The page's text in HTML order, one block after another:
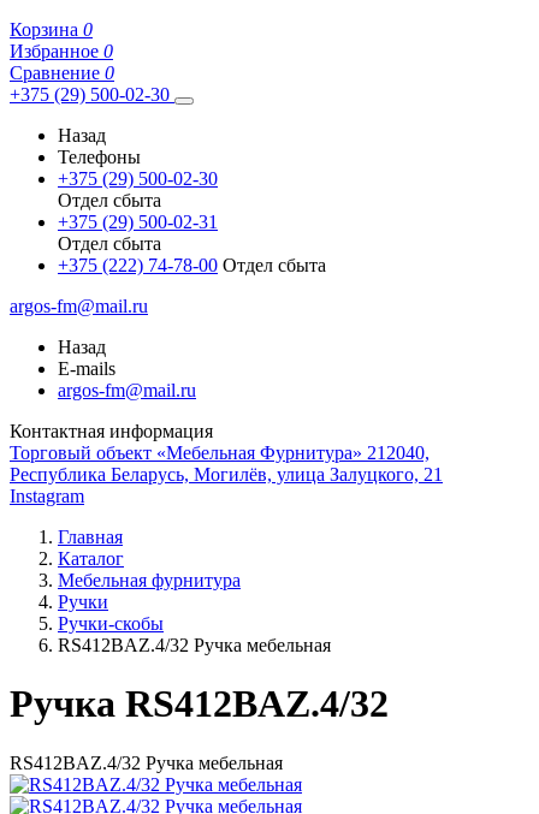
Корзина 0
Избранное 0
Сравнение 0
+375 (29) 500-02-30
Назад
Телефоны
+375 (29) 500-02-30
Отдел сбыта
+375 (29) 500-02-31
Отдел сбыта
+375 (222) 74-78-00 Отдел сбыта
argos-fm@mail.ru
Назад
E-mails
argos-fm@mail.ru
Контактная информация
Торговый объект «Мебельная Фурнитура» 212040,
Республика Беларусь, Могилёв, улица Залуцкого, 21
Instagram
Главная
Каталог
Мебельная фурнитура
Ручки
Ручки-скобы
RS412BAZ.4/32 Ручка мебельная
Ручка RS412BAZ.4/32
RS412BAZ.4/32 Ручка мебельная